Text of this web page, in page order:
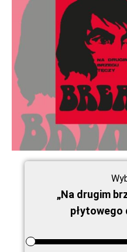
„Na drugim
płytowego